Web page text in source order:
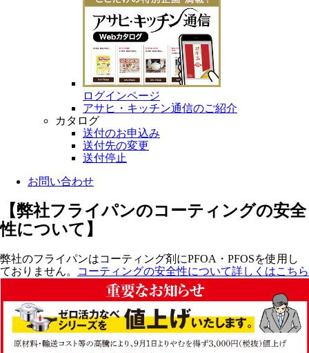
ログインページ
アサヒ・キッチン通信のご紹介
カタログ
送付のお申込み
送付先の変更
送付停止
お問い合わせ
【弊社フライパンのコーティングの安全
性について】
弊社のフライパンはコーティング剤にPFOA・PFOSを使用し
ておりません。
コーティングの安全性について詳しくはこちら